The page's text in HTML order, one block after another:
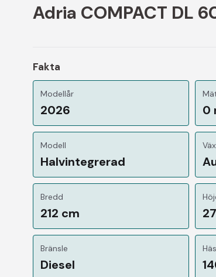
Adria COMPACT DL
Fakta
Modellår
2026 0
Modell
Halvintegrerad
Bredd
212 cm
Bränsle
Diesel